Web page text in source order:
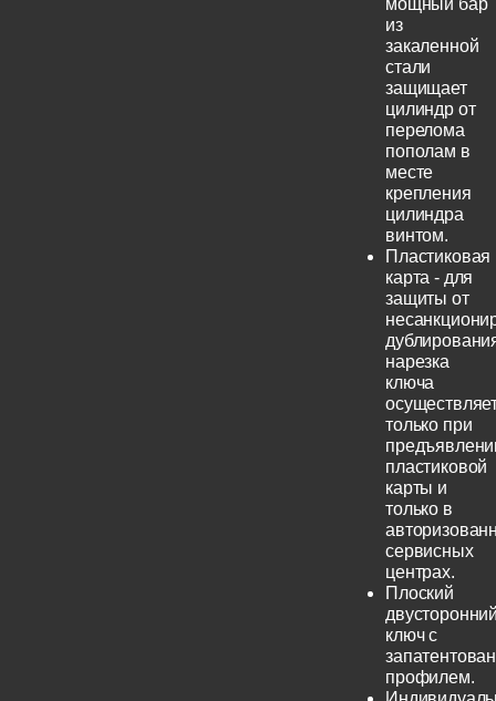
мощный бар
из
закаленной
стали
защищает
цилиндр от
перелома
пополам в
месте
крепления
цилиндра
винтом.
Пластиковая
карта - для
защиты от
нарезка
ключа
только при
пластиковой
карты и
только в
сервисных
центрах.
Плоский
ключ с
профилем.